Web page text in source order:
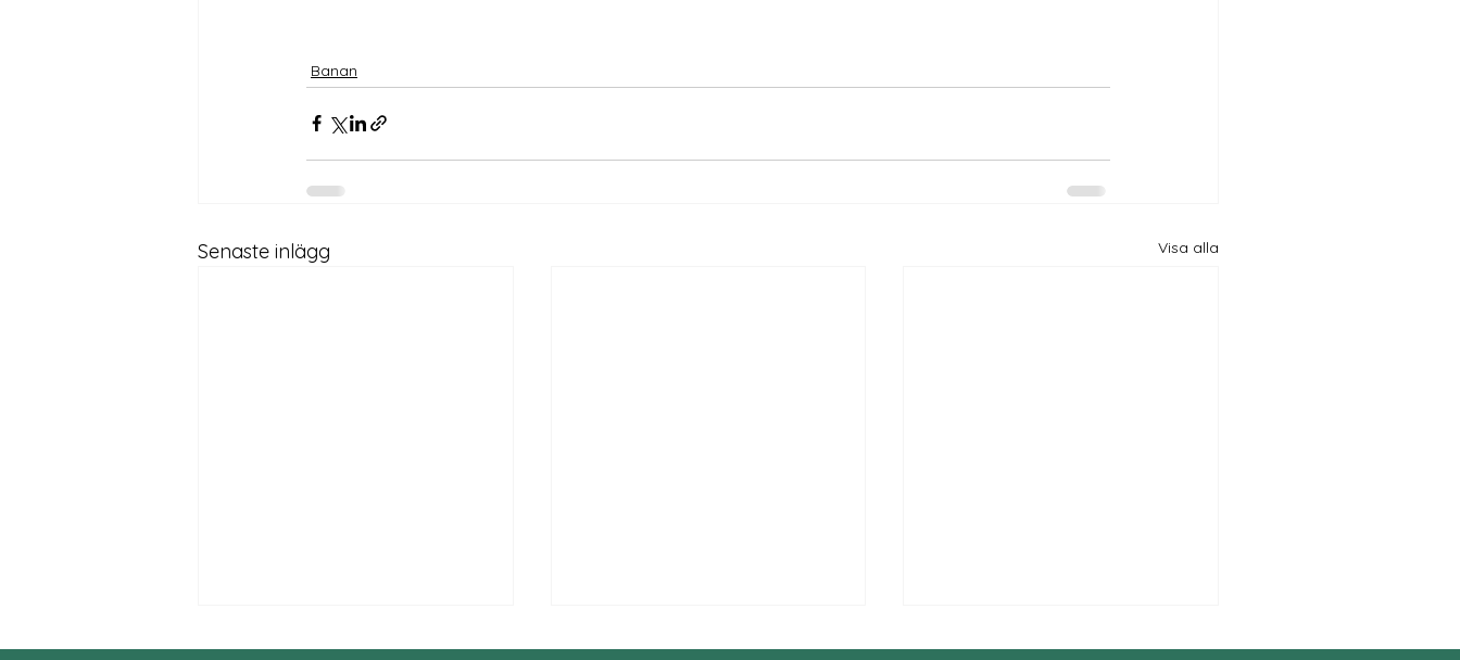
Banan
Senaste inlägg Visa alla